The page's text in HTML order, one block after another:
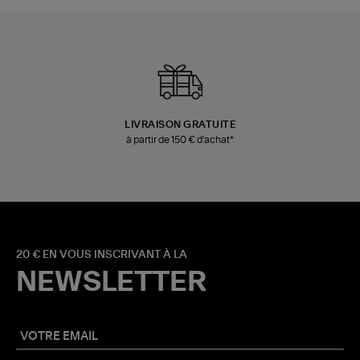
LIVRAISON GRATUITE
à partir de 150 € d'achat*
20 € EN VOUS INSCRIVANT À LA
NEWSLETTER